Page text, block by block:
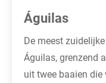
Águilas
De meest
Águilas, grenzend
uit twee baaien die